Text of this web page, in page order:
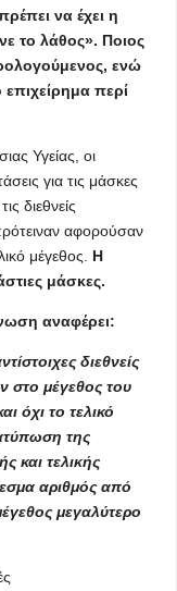
να έχει η
το λάθος». Ποιος
ενώ
περί
Υγείας, οι
για τις μάσκες
διεθνείς
αφορούσαν
μέγεθος. Η
μάσκες.
αναφέρει:
διεθνείς
στο μέγεθος του
όχι το τελικό
της
και τελικής
αριθμός από
μεγαλύτερο